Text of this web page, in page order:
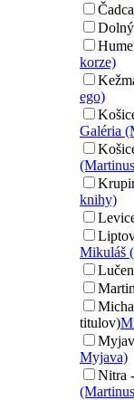
korze)
ego)
Galéria
knihy)
Mikuláš
titulov)
Myjava)
Nitra